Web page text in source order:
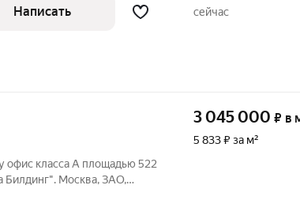
Написать сейчас
офис класса А площадью 522
Билдинг". Москва, ЗАО,
3 045 000 ₽ в
5 833 ₽ за м²